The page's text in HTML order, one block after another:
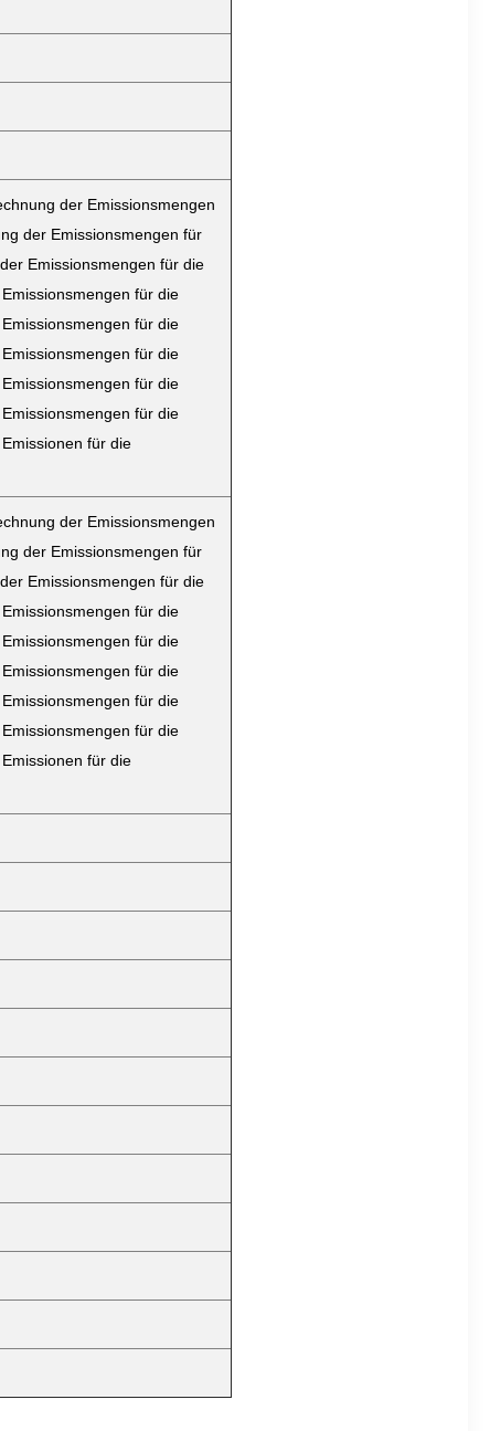
der Emissionsmengen
der Emissionsmengen für
Emissionsmengen für die
für die
für die
für die
für die
für die
für die
der Emissionsmengen
der Emissionsmengen für
Emissionsmengen für die
für die
für die
für die
für die
für die
für die